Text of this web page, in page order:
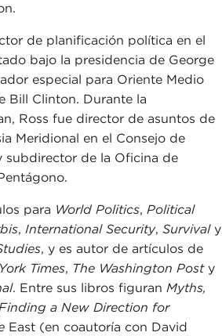
de planificación política en el
bajo la presidencia de George
especial para Oriente Medio
Bill Clinton. Durante la
Ross fue director de asuntos de
Meridional en el Consejo de
subdirector de la Oficina de
para World Politics, Political
, International Security, Survivaly
, y es autor de artículos de
Times, The Washington Posty
. Entre sus libros figuran Myths,
a New Direction for
East (en coautoría con David